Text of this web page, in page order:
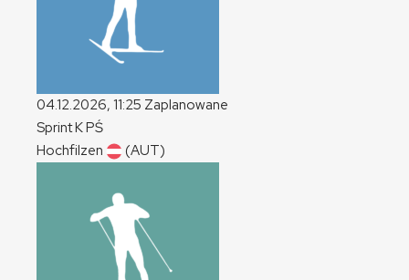
04.12.2026, 11:25 Zaplanowane
SprintKPŚ
Hochfilzen
(AUT)